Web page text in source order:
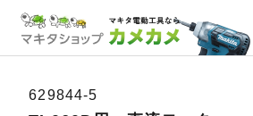
CART MENU
629844-5